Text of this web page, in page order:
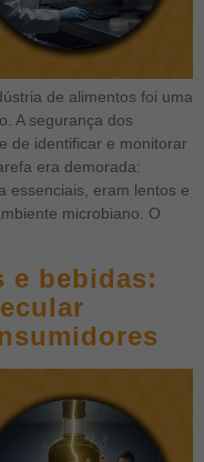
de alimentos foi uma
A segurança dos
de identificar e monitorar
era demorada:
essenciais, eram lentos e
microbiano. O
e bebidas: